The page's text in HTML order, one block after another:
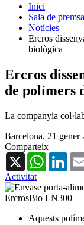
Inici
Sala de premsa
Notícies
Ercros
biològica
Ercros
de polímers
La companyia
Barcelona, 21 gener
Comparteix
X
Activitat
Aquests